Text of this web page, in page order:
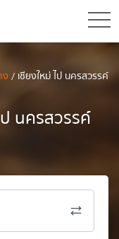
ง/ เชียงใหม่ ไป นครสวรรค์
นครสวรรค์